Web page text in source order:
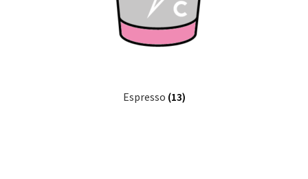
Espresso (13)